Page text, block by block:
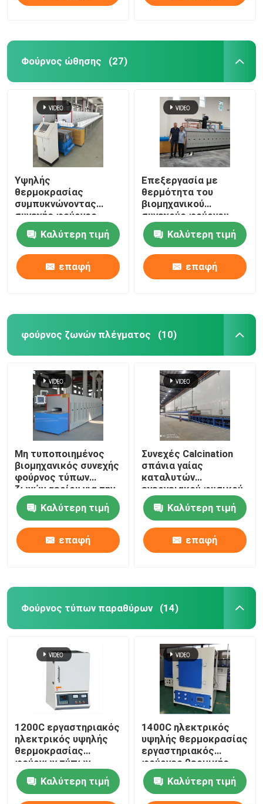
Φούρνοι ξήρανσης
Φούρνος θερμικής επεξεργασίας
Φούρνος ώθησης (27)
Υψηλής
θερμοκρασίας
συμπυκνώνοντας
συνεχής φούρνος
προωθητών με τις
ράβδους καρβιδίου
του πυριτίου για τα
δομικά μέρη Zirconia
αλουμίνας
Καλύτερη τιμή
επαφή
Επεξεργασία με
θερμότητα του
βιομηχανικού
συνεχούς φούρνου
τύπων προωθητών
για κεραμικό
Καλύτερη τιμή
επαφή
φούρνος ζωνών πλέγματος (10)
Μη τυποποιημένος
βιομηχανικός συνεχής
φούρνος τύπων
ζωνών αερίου για την
κεραμική
Καλύτερη τιμή
επαφή
Συνεχές Calcination
σπάνια γαίας
καταλυτών
ενεργειακού φυσικού
αερίου φούρνων
ζωνών πλέγματος
Καλύτερη τιμή
επαφή
Φούρνος τύπων παραθύρων (14)
1200C εργαστηριακός
ηλεκτρικός υψηλής
θερμοκρασίας
φούρνων τύπων
παραθύρων θερμικής
επεξεργασίας με το
καλώδιο αντίστασης
Καλύτερη τιμή
1400C ηλεκτρικός
υψηλής θερμοκρασίας
εργαστηριακός
φούρνος θερμικής
επεξεργασίας με το
καλώδιο αντίστασης
Καλύτερη τιμή